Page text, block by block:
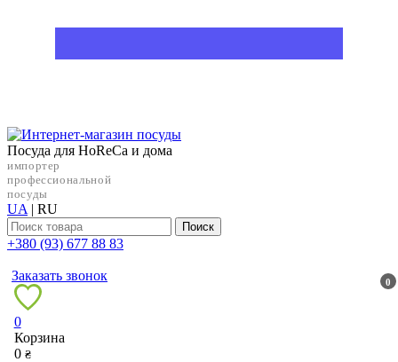
Посуда для HoReCa и дома
импортер
профессиональной
посуды
UA | RU
Поиск
+38‎0 (93) 677 88 83
Заказать звонок 0
0
Корзина
0 ₴